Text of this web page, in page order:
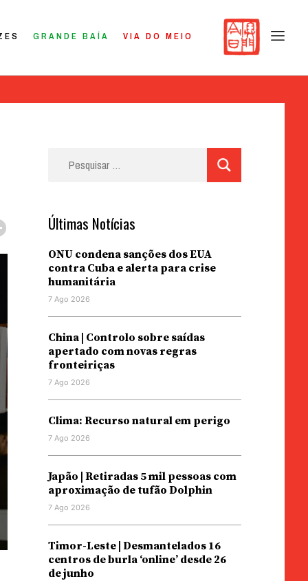
GRANDE BAÍA VIA DO MEIO
Últimas Notícias
ONU condena sanções dos EUA
contra Cuba e alerta para crise
humanitária
7 Ago 2026
China | Controlo sobre saídas
apertado com novas regras
fronteiriças
7 Ago 2026
Clima: Recurso natural em perigo
7 Ago 2026
Japão | Retiradas 5 mil pessoas com
aproximação de tufão Dolphin
7 Ago 2026
Timor-Leste | Desmantelados 16
centros de burla ‘online’ desde 26
de junho